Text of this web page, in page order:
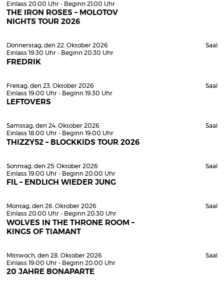
Einlass 20:00 Uhr - Beginn 21:00 Uhr
THE IRON ROSES – MOLOTOV
NIGHTS TOUR 2026
Donnerstag, den 22. Oktober 2026
Einlass 19:30 Uhr - Beginn 20:30 Uhr
FREDRIK
Saal
Freitag, den 23. Oktober 2026
Einlass 19:00 Uhr - Beginn 19:30 Uhr
LEFTOVERS
Saal
Samstag, den 24. Oktober 2026
Einlass 18:00 Uhr - Beginn 19:00 Uhr
THIZZY52 – BLOCKKIDS TOUR 2026
Saal
Sonntag, den 25. Oktober 2026
Einlass 19:00 Uhr - Beginn 20:00 Uhr
FIL – ENDLICH WIEDER JUNG
Saal
Montag, den 26. Oktober 2026
Einlass 20:00 Uhr - Beginn 20:30 Uhr
WOLVES IN THE THRONE ROOM –
KINGS OF TIAMANT
Saal
Mittwoch, den 28. Oktober 2026
Einlass 19:00 Uhr - Beginn 20:00 Uhr
20 JAHRE BONAPARTE
Saal